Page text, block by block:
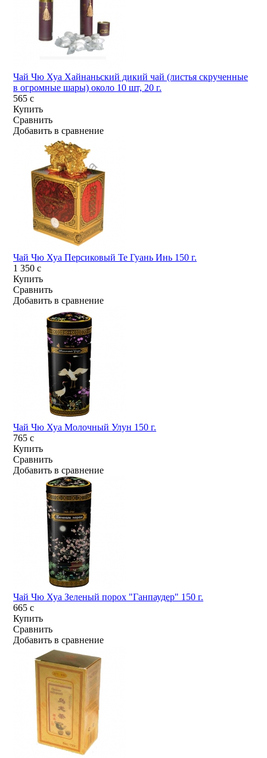
Чай Чю Хуа Хайнаньский дикий чай (листья скрученные
в огромные шары) около 10 шт, 20 г.
565c
Купить
Сравнить
Добавить в сравнение
Чай Чю Хуа Персиковый Те Гуань Инь 150 г.
1 350c
Купить
Сравнить
Добавить в сравнение
Чай Чю Хуа Молочный Улун 150 г.
765c
Купить
Сравнить
Добавить в сравнение
Чай Чю Хуа Зеленый порох "Ганпаудер" 150 г.
665c
Купить
Сравнить
Добавить в сравнение